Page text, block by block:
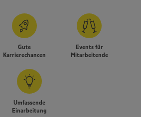
Gute
Karrierechancen
Events für
Mitarbeitende
Umfassende
Einarbeitung